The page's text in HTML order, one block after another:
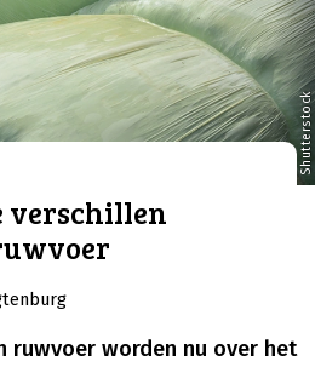
Shutterstock
verschillen
ruwvoer worden nu over het